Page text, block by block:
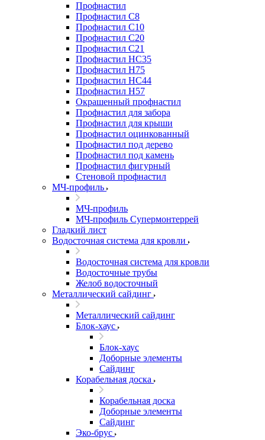
Профнастил
Профнастил С8
Профнастил С10
Профнастил С20
Профнастил С21
Профнастил НС35
Профнастил Н75
Профнастил HC44
Профнастил Н57
Окрашенный профнастил
Профнастил для забора
Профнастил для крыши
Профнастил оцинкованный
Профнастил под дерево
Профнастил под камень
Профнастил фигурный
Стеновой профнастил
МЧ-профиль
МЧ-профиль
МЧ-профиль Супермонтеррей
Гладкий лист
Водосточная система для кровли
Водосточная система для кровли
Водосточные трубы
Желоб водосточный
Металлический сайдинг
Металлический сайдинг
Блок-хаус
Блок-хаус
Доборные элементы
Сайдинг
Корабельная доска
Корабельная доска
Доборные элементы
Сайдинг
Эко-брус